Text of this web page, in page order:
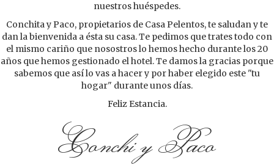
nuestros huéspedes.
Conchita y Paco, propietarios de Casa Pelentos, te saludan y te
dan la bienvenida a ésta su casa. Te pedimos que trates todo con
el mismo cariño que nosostros lo hemos hecho durante los 20
años que hemos gestionado el hotel. Te damos la gracias porque
sabemos que así lo vas a hacer y por haber elegido este "tu
hogar" durante unos días.
Feliz Estancia.
Conchi y Paco